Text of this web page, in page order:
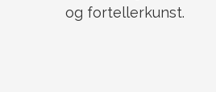
og fortellerkunst.